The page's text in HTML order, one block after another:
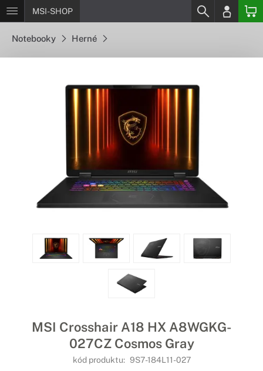
MSI-SHOP
Notebooky Herné
MSI Crosshair A18 HX A8WGKG-
027CZ Cosmos Gray
kód produktu: 9S7-184L11-027